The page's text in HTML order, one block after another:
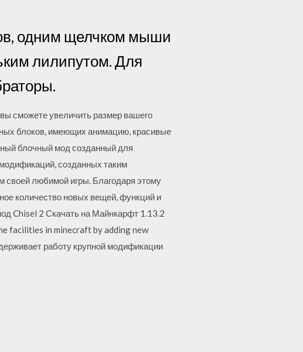
одним щелчком мыши
лилипутом. Для
сможете увеличить размер вашего
блоков, имеющих анимацию, красивые
блочный мод созданный для
созданных таким
любимой игры. Благодаря этому
количество новых вещей, функций и
Chisel 2 Скачать на Майнкарфт 1.13.2
facilities in minecraft by adding new
работу крупной модификации